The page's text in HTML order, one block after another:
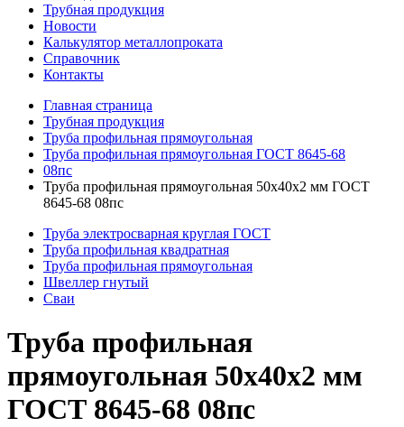
Трубная продукция
Новости
Калькулятор металлопроката
Справочник
Контакты
Главная страница
Трубная продукция
Труба профильная прямоугольная
Труба профильная прямоугольная ГОСТ 8645-68
08пс
Труба профильная прямоугольная 50x40x2 мм ГОСТ
8645-68 08пс
Труба электросварная круглая ГОСТ
Труба профильная квадратная
Труба профильная прямоугольная
Швеллер гнутый
Сваи
Труба профильная
прямоугольная 50x40x2 мм
ГОСТ 8645-68 08пс